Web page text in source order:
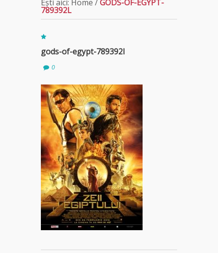
Ești aici: Home /GODS-OF-EGYPT-
789392L
gods-of-egypt-789392l
0